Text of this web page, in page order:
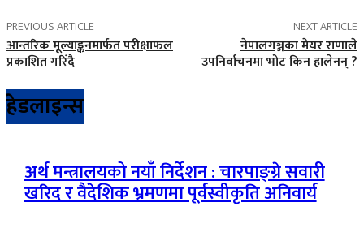
PREVIOUS ARTICLE
आन्तरिक मूल्याङ्कनमार्फत परीक्षाफल
प्रकाशित गरिँदै
NEXT ARTICLE
नेपालगञ्जका मेयर राणाले
उपनिर्वाचनमा भोट किन हालेनन् ?
हेडलाइन्स
अर्थ मन्त्रालयको नयाँ निर्देशन : चारपाङ्ग्रे सवारी
खरिद र वैदेशिक भ्रमणमा पूर्वस्वीकृति अनिवार्य